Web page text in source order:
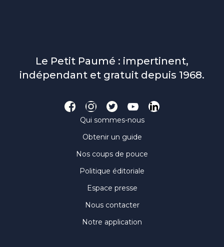
Le Petit Paumé : impertinent,
indépendant et gratuit depuis 1968.
Qui sommes-nous
Obtenir un guide
Nos coups de pouce
Politique éditoriale
Espace presse
Nous contacter
Notre application